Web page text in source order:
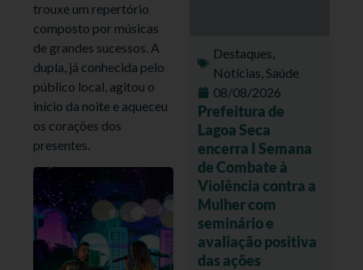
trouxe um repertório
composto por músicas
de grandes sucessos. A
dupla, já conhecida pelo
público local, agitou o
início da noite e aqueceu
os corações dos
presentes.
Destaques,
Notícias,Saúde
08/08/2026
Prefeitura de
Lagoa Seca
encerra I Semana
de Combate à
Violência contra a
Mulher com
seminário e
avaliação positiva
das ações